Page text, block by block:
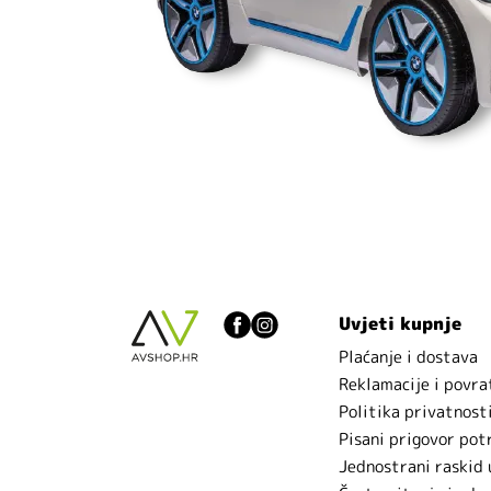
Uvjeti kupnje
Plaćanje i dostava
Reklamacije i
Politika privatnosti
Pisani prigovor
Jednostrani raskid